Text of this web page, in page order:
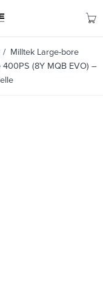
/ Milltek Large-bore
(8Y MQB EVO) –